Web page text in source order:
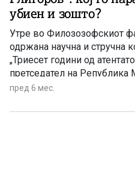
убиен и зошто?
Утре во Филозозофскиот
одржана научна и стручна
„Триесет години од
претседател на Република
командант на Армијата на
конференцијата, таа би
пред 6 мес.